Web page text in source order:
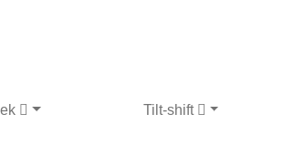
Tilt-shift